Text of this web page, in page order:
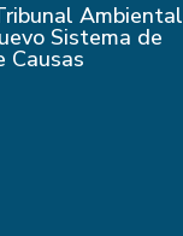
Ambiental
Sistema de
Causas